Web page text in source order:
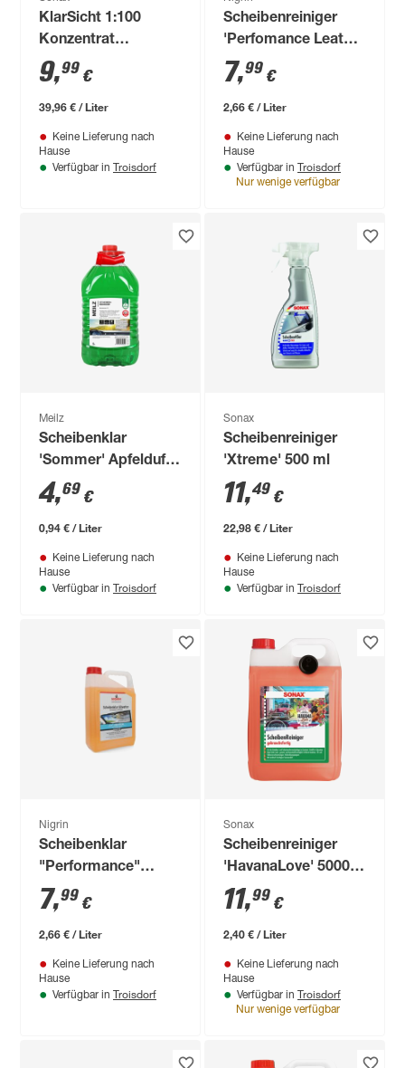
KlarSicht 1:100
Konzentrat
Orange+Rosemary
250 ml
9,99 €
39,96 € / Liter
Keine Lieferung nach
Hause
Verfügbar in Troisdorf
Scheibenreiniger
'Perfomance Leather
& Cookie'
transparent 3000 ml
7,99 €
2,66 € / Liter
Keine Lieferung nach
Hause
Verfügbar in Troisdorf
Nur wenige verfügbar
Meilz
Scheibenklar
'Sommer' Apfelduft
5 l
4,69 €
0,94 € / Liter
Keine Lieferung nach
Hause
Verfügbar in Troisdorf
Sonax
Scheibenreiniger
'Xtreme' 500 ml
11,49 €
22,98 € / Liter
Keine Lieferung nach
Hause
Verfügbar in Troisdorf
Nigrin
Scheibenklar
"Performance"
Allwetter 2in1 3 l
7,99 €
2,66 € / Liter
Keine Lieferung nach
Hause
Verfügbar in Troisdorf
Sonax
Scheibenreiniger
'HavanaLove' 5000
ml
11,99 €
2,40 € / Liter
Keine Lieferung nach
Hause
Verfügbar in Troisdorf
Nur wenige verfügbar